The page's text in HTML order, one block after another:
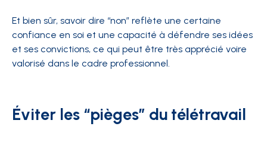
Et bien sûr, savoir dire “non” reflète une certaine
confiance en soi et une capacité à défendre ses idées
et ses convictions, ce qui peut être très apprécié voire
valorisé dans le cadre professionnel.
Éviter les “pièges” du télétravail